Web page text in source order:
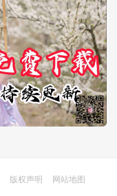
版权声明
网站地图